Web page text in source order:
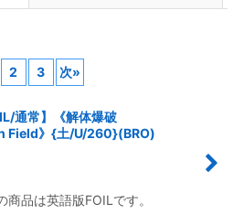
絞り込む
2 3 次»
通常】《解体爆破
Field》{土/U/260}(BRO)
商品は英語版FOILです。